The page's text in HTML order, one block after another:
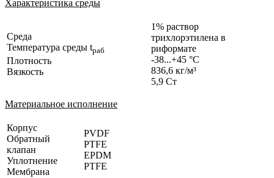
Характеристика среды
Среда
Температура среды tраб
Плотность
Вязкость
1% раствор
трихлорэтилена в
риформате
-38...+45 °C
836,6 кг/м³
5,9 Ст
Материальное исполнение
Корпус
Обратный
клапан
Уплотнение
Мембрана
PVDF
PTFE
EPDM
PTFE